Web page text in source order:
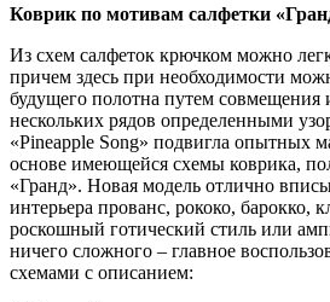
Коврик по мотивам салфетки
Из схем салфеток крючком можно
причем здесь при необходимости
будущего полотна путем совмещения
нескольких рядов определенными
«Pineapple Song» подвигла опытных
основе имеющейся схемы коврика,
«Гранд». Новая модель отлично
интерьера прованс, рококо, барокко,
роскошный готический стиль или
ничего сложного – главное
схемами с описанием: